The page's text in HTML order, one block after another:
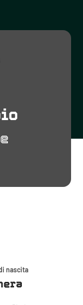
nascita